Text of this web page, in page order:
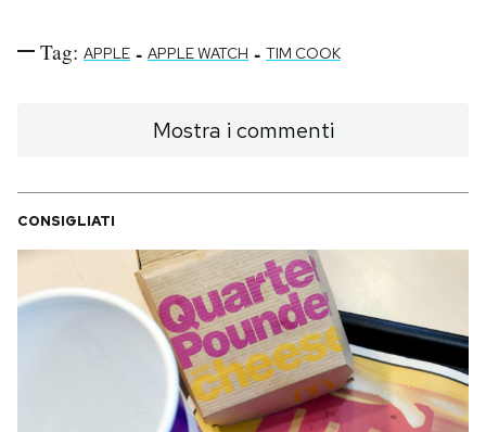
Tag: APPLE - APPLE WATCH - TIM COOK
Mostra i commenti
CONSIGLIATI